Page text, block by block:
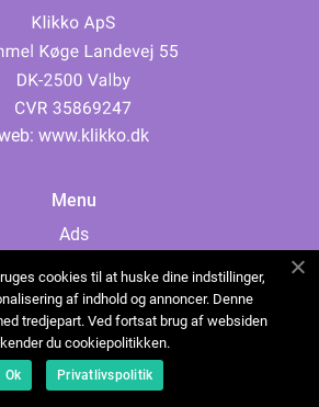
www.klikko.dk
Menu
Ads
Cookies
Contact
Sitemap
cookies til at huske dine indstillinger,
af indhold og annoncer. Denne
tredjepart. Ved fortsat brug af websiden
du cookiepolitikken.
Ok Privatlivspolitik